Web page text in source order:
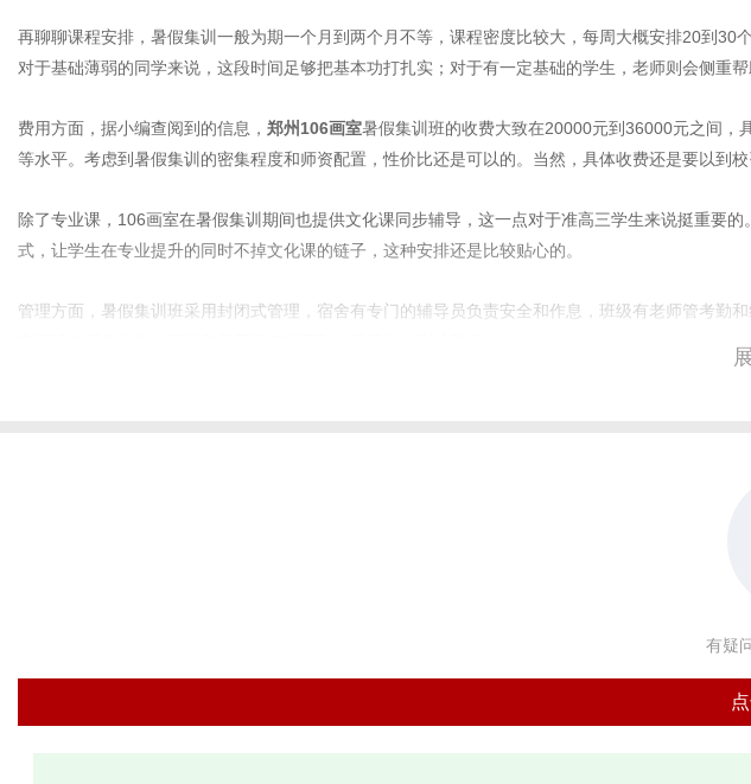
再聊聊课程安排，暑假集训一般为期一个月到两个月不等，课程密度比较大，每周大概安排20到
对于基础薄弱的同学来说，这段时间足够把基本功打扎实；对于有一定基础的学生，老师则会侧重
费用方面，据小编查阅到的信息， 郑州106画室暑假集训班的收费大致在20000元到36000元之间，
等水平。考虑到暑假集训的密集程度和师资配置，性价比还是可以的。当然，具体收费还是要以到校
除了专业课，106画室在暑假集训期间也提供文化课同步辅导，这一点对于准高三学生来说挺重要
式，让学生在专业提升的同时不掉文化课的链子，这种安排还是比较贴心的。
管理方面，暑假集训班采用封闭式管理，宿舍有专门的辅导员负责安全和作息，班级有老师管考
有疑